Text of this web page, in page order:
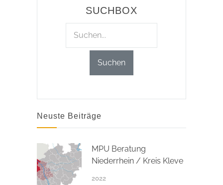
SUCHBOX
Neuste Beiträge
MPU Beratung
Niederrhein / Kreis Kleve
2022